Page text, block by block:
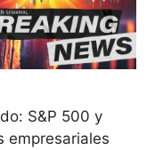
S&P 500 y
empresariales